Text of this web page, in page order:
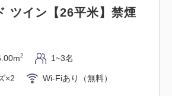
ツイン【26平米】禁煙
2 1~3名
×2 Wi-Fiあり（無料）